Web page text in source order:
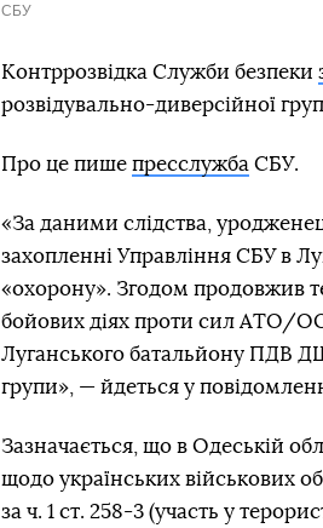
СБУ
Контррозвідка Служби безпеки
розвідувально-диверсійної
Про це пише пресслужба СБУ.
«За даними слідства,
захопленні Управління СБУ в
«охорону». Згодом продовжив
бойових діях проти сил АТО/
Луганського батальйону ПДВ
групи», — йдеться у
Зазначається, що в Одеській
щодо українських військових
за ч. 1 ст. 258-3 (участь у